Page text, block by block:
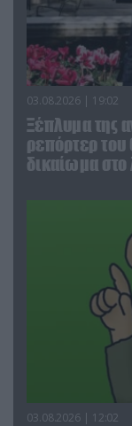
03.08.2026 | 19:02
Ξέπλυμα της
ρεπόρτερ
δικαίωμα στο
03.08.2026 | 12:02